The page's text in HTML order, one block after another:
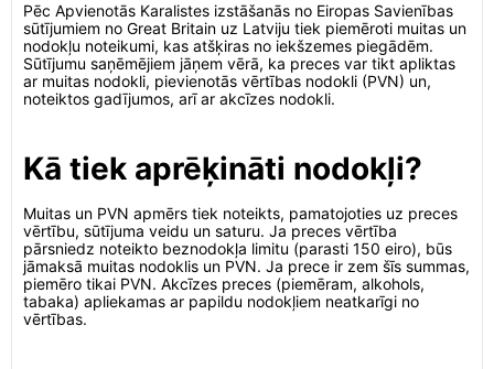
Pēc Apvienotās Karalistes izstāšanās no Eiropas Savienības
sūtījumiem no Great Britain uz Latviju tiek piemēroti muitas un
nodokļu noteikumi, kas atšķiras no iekšzemes piegādēm.
Sūtījumu saņēmējiem jāņem vērā, ka preces var tikt apliktas
ar muitas nodokli, pievienotās vērtības nodokli (PVN) un,
noteiktos gadījumos, arī ar akcīzes nodokli.
Kā tiek aprēķināti nodokļi?
Muitas un PVN apmērs tiek noteikts, pamatojoties uz preces
vērtību, sūtījuma veidu un saturu. Ja preces vērtība
pārsniedz noteikto beznodokļa limitu (parasti 150 eiro), būs
jāmaksā muitas nodoklis un PVN. Ja prece ir zem šīs summas,
piemēro tikai PVN. Akcīzes preces (piemēram, alkohols,
tabaka) apliekamas ar papildu nodokļiem neatkarīgi no
vērtības.